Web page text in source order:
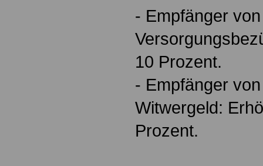
- Empfänger von
10 Prozent.
- Empfänger
Witwergeld:
Prozent.